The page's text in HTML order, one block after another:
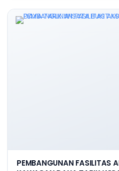
PEMBANGUNAN FASILITAS